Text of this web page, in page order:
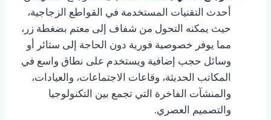
أحدث التقنيات المستخدمة في القواطع الزجاجية،
حيث يمكنه التحول من شفاف إلى معتم بضغطة زر،
مما يوفر خصوصية فورية دون الحاجة إلى ستائر أو
وسائل حجب إضافية ويستخدم على نطاق واسع في
المكاتب الحديثة، وقاعات الاجتماعات، والعيادات،
والمنشآت الفاخرة التي تجمع بين التكنولوجيا
والتصميم العصري.